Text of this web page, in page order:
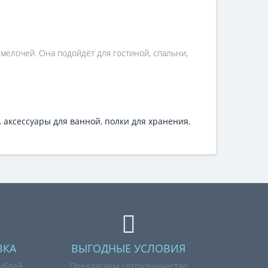
Она подойдёт для гостиной, спальни,
, аксессуары для ванной, полки для хранения,
ВЫГОДНЫЕ УСЛОВИЯ